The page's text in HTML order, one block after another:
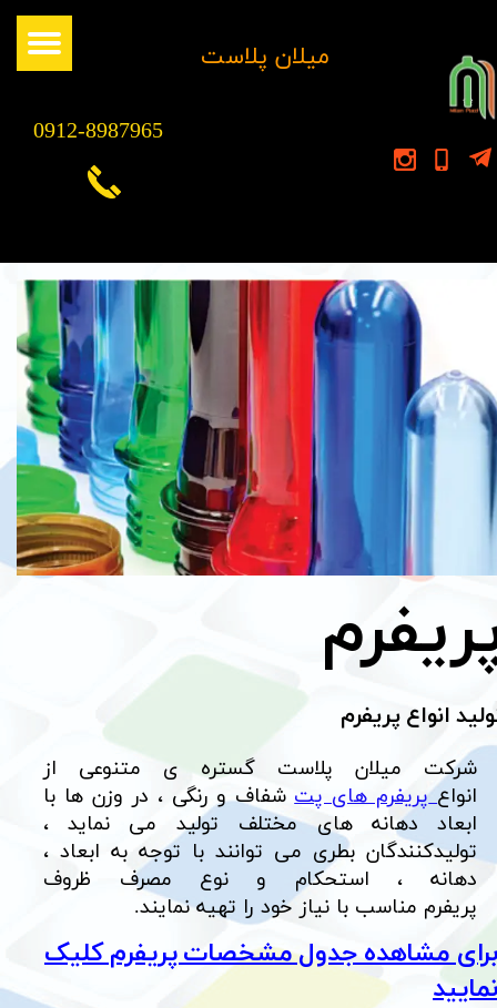
​میلان پلاست
0912-8987965
شرکت میلان پلاست گستره ی متنوعی از
انواع پریفرم های پتشفاف و رنگی ، در وزن ها با
ابعاد دهانه های مختلف تولید می نماید ،
تولیدکنندگان بطری می توانند با توجه به ابعاد ،
دهانه ، استحکام و نوع مصرف ظروف
پریفرم مناسب با نیاز خود را تهیه نمایند.
برای مشاهده جدول مشخصات پریفرم کلیک
نمایید
انواع پریفرم